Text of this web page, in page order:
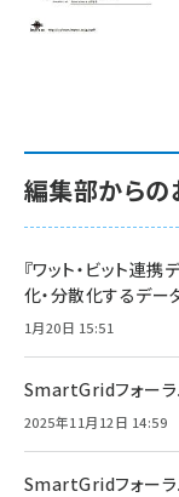
編集部からの
『ワット・ビット
化・分散化するデー
1月20日 15:51
SmartGridフォー
2025年11月12日 14:59
SmartGridフォーラ